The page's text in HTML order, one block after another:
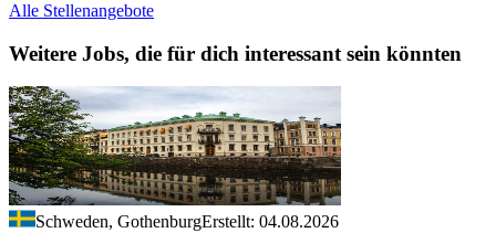
Alle Stellenangebote
Weitere Jobs, die für dich interessant sein könnten
Schweden, GothenburgErstellt: 04.08.2026